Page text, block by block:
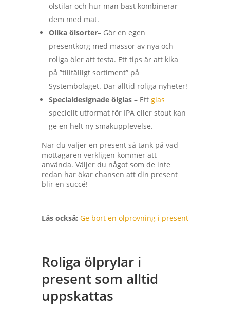
ölstilar och hur man bäst kombinerar
dem med mat.
Olika ölsorter– Gör en egen
presentkorg med massor av nya och
roliga öler att testa. Ett tips är att kika
på ”tillfälligt sortiment” på
Systembolaget. Där alltid roliga nyheter!
Specialdesignade ölglas– Ett glas
speciellt utformat för IPA eller stout kan
ge en helt ny smakupplevelse.
När du väljer en present så tänk på vad
mottagaren verkligen kommer att
använda. Väljer du något som de inte
redan har ökar chansen att din present
blir en succé!
Läs också: Ge bort en ölprovning i present
Roliga ölprylar i
present som alltid
uppskattas